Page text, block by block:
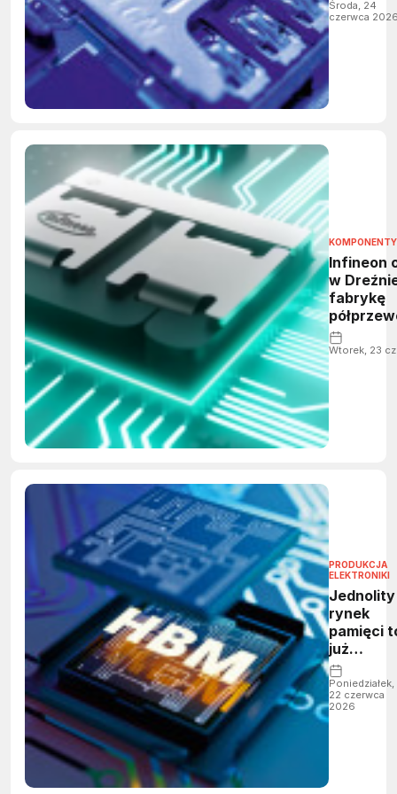
Środa, 24
czerwca
KOMPONENTY
Infineon
w
fabrykę
za 5 mld
Wtorek, 23
PRODUKCJA
ELEKTRONIKI
Jednolity
rynek
pamięci
już
Poniedziałek,
22 czerwca
2026